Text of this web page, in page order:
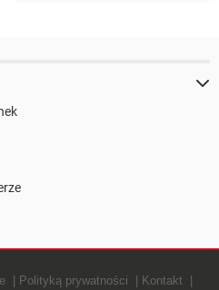
Polityką prywatności Kontakt